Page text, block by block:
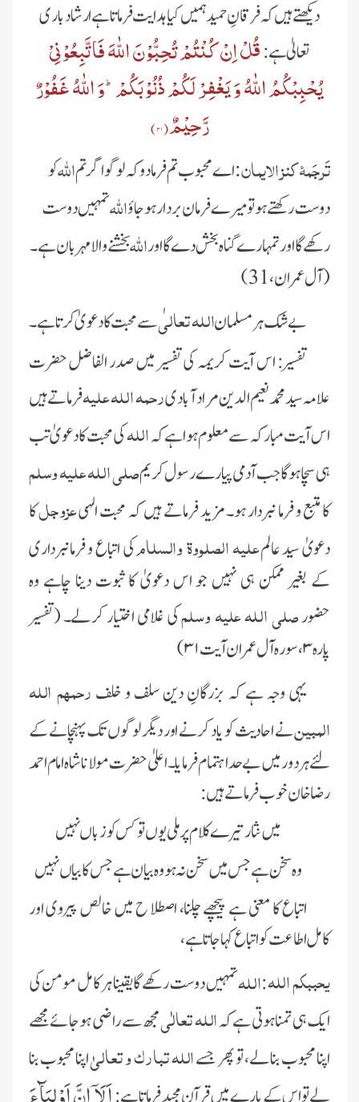
دیکھتے ہیں کہ فرقانِ حمید ہمیں کیا ہدایت فرماتا ہے ارشاد باری
تعالیٰ ہے:قُلْ اِنْ كُنْتُمْ تُحِبُّوْنَ اللّٰهَ فَاتَّبِعُوْنِیْ
یُحْبِبْكُمُ اللّٰهُوَ یَغْفِرْ لَكُمْ ذُنُوْبَكُمْؕ-وَ اللّٰهُ غَفُوْرٌ
رَّحِیْمٌ(۳۱)
تَرجَمۂ کنز الایمان:اے محبوب تم فرمادو کہ لوگو اگر تماللہکو
دوست رکھتے ہو تو میرے فرمان بردار ہوجاؤاللہتمہیں دوست
رکھے گااور تمہارے گناہ بخش دے گا اوراللہبخشنے والا مہربان ہے۔
( آل عمران ،31)
بے شک ہر مسلماناللہ تعالیٰ سے محبت کا دعویٰ کرتا ہے ۔
تفسیر:اس آیت کریمہ کی تفسیر میں صدر الفاضل حضرت
علامہ سید محمد نعیم الدین مراد آبادیرحمہ اللہ علیہفرماتے ہیں
اس آیت مبارکہ سے معلوم ہوا ہے کہاللہکی محبت کا دعویٰ تب
ہی سچا ہوگا جب آدمی پیارے رسول کریمصلی اللہ علیہ وسلم
کا متبع و فرما نبردار ہو۔ مزید فرماتے ہیں کہ محبت الہیعزوجلکا
دعویٰ سید عالمعلیہ الصلووة والسلامکی اتباع و فرمانبرداری
کے بغیر ممکن ہی نہیں جو اس دعویٰ کا ثبوت دینا چاہے وہ
حضورصلی اللہ علیہ وسلمکی غلامی اختیار کرلے۔ (تفسیر
پارہ ۳، سورہ آل عمران آیت ۳۱)
یہی وجہ ہے کہ بزرگانِ دین سلف و خلفرحمہم اللہ
المبیننے احادیث کو یاد کرنے اور دیگر لوگوں تک پہنچانے کے
لئے ہر دور میں بے حد اہتمام فرمایا۔ اعلیٰ حضرت مولانا شاہ امام احمد
رضا خان خوب فرماتے ہیں:
میں نثار تیرے کلام پر ملی یوں تو کس کو زباں نہیں
وہ سخن ہے جس میں سخن نہ ہو وہ بیان ہے جس کا بیاں نہیں
اتباع کا معنی ہے پیچھے چلنا، اصطلا ح میں خالص پیروی اور
کامل اطاعت کو اتباع کہا جاتا ہے،
یحببکم اللہ:اللہتمہیں دوست رکھے گا یقینا ہر کامل مومن کی
ایک ہی تمنا ہوتی ہے کہاللہ تعالٰیمجھ سے راضی ہوجائے مجھے
اپنا محبوب بنالے، تو پھر جسےاللہ تبارک و تعالیٰاپنا محبوب بنا
اَلَاۤ اِنَّ اَوْلِیَآءَ